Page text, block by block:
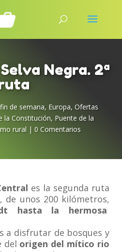
Negra. 2ª
de semana, Europa, Ofertas
la Constitución, Puente de la
rural | 0 Comentarios
es la segunda ruta
de unos 200 kilómetros,
hasta la hermosa
a disfrutar de bosques y
del origen del mítico rio